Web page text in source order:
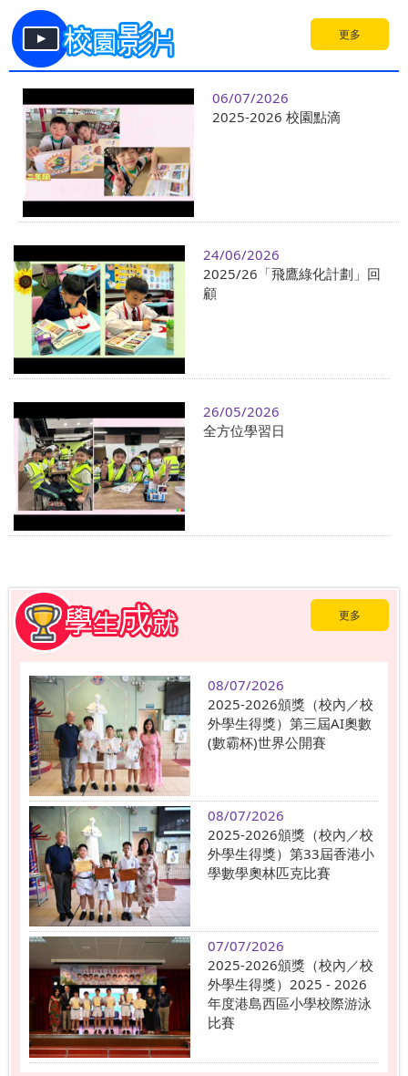
更多
06/07/2026
2025-2026 校園點滴
24/06/2026
2025/26「飛鷹綠化計劃」回
顧
26/05/2026
全方位學習日
更多
08/07/2026
2025-2026頒獎（校內／校
外學生得獎）第三屆AI奧數
(數霸杯)世界公開賽
08/07/2026
2025-2026頒獎（校內／校
外學生得獎）第33屆香港小
學數學奧林匹克比賽
07/07/2026
2025-2026頒獎（校內／校
外學生得獎）2025 - 2026
年度港島西區小學校際游泳
比賽